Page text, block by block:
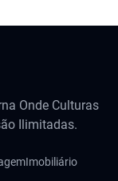
Onde Culturas
Ilimitadas.
Imobiliário